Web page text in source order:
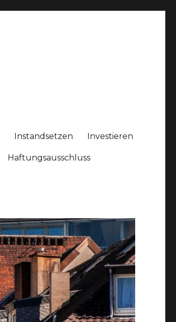
Instandsetzen Investieren
Haftungsausschluss